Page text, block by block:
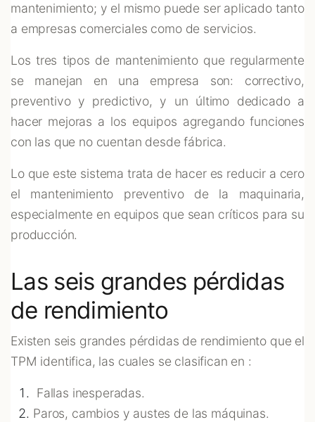
mantenimiento; y el mismo puede ser aplicado tanto
a empresas comerciales como de servicios.
Los tres tipos de mantenimiento que regularmente
se manejan en una empresa son: correctivo,
preventivo y predictivo, y un último dedicado a
hacer mejoras a los equipos agregando funciones
con las que no cuentan desde fábrica.
Lo que este sistema trata de hacer es reducir a cero
el mantenimiento preventivo de la maquinaria,
especialmente en equipos que sean críticos para su
producción.
Las seis grandes pérdidas
de rendimiento
Existen seis grandes pérdidas de rendimiento que el
TPM identifica, las cuales se clasifican en :
Fallas inesperadas.
Paros, cambios y austes de las máquinas.